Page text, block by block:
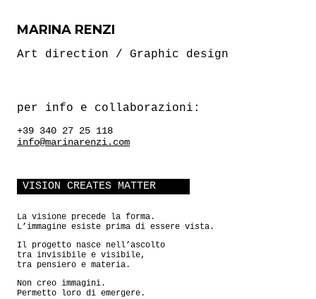
MARINA RENZI
Art direction / Graphic design
per info e collaborazioni:
+39 340 27 25 118
info@marinarenzi.com
VISION CREATES MATTER
La visione precede la forma.
L’immagine esiste prima di essere vista.
Il progetto nasce nell’ascolto
tra invisibile e visibile,
tra pensiero e materia.
Non creo immagini.
Permetto loro di emergere.